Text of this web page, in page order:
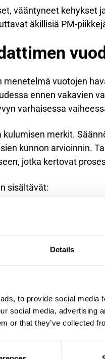
Details
to provide social media
social media, advertising
or that they’ve collected
vääntyneet kehykset
äkillisiä PM-
vuotojen
ennen vakavien
varhaisessa
merkit.
kunnon arvioinnin.
jotka kertovat
sisältävät:
ja vuotojen
ja epätasaisen
termisen rasituksen
puhdistusjärjestelmässä
antaa
niiden